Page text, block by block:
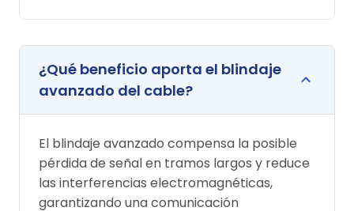
¿Qué beneficio aporta el blindaje
avanzado del cable?
El blindaje avanzado compensa la posible
pérdida de señal en tramos largos y reduce
las interferencias electromagnéticas,
garantizando una comunicación